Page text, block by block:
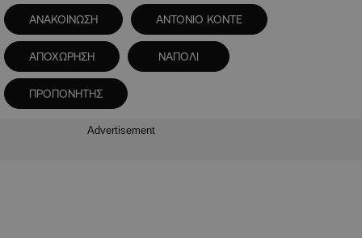
ΑΝΑΚΟΙΝΩΣΗ ΑΝΤΟΝΙΟ ΚΟΝΤΕ
ΑΠΟΧΩΡΗΣΗ ΝΑΠΟΛΙ
ΠΡΟΠΟΝΗΤΗΣ
Advertisement